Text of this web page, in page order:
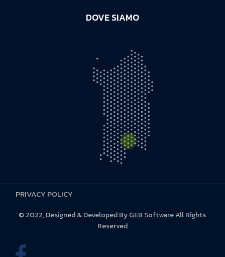
DOVE SIAMO
S.S. 131 D KM 5,500 - 09028 Sestu (CA)
PRIVACY POLICY
© 2022, Designed & Developed ByGEB SoftwareAll Rights
Reserved